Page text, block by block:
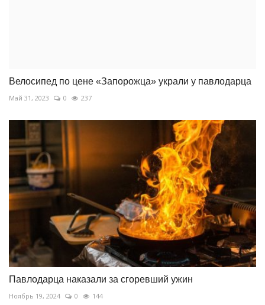
Велосипед по цене «Запорожца» украли у павлодарца
Май 31, 2023 0 237
Павлодарца наказали за сгоревший ужин
Ноябрь 19, 2024 0 144